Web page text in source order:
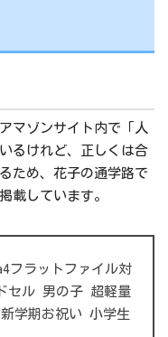
マゾンサイト内で「人
るけれど、正しくは合
ため、花子の通学路で
載しています。
フラットファイル対
セル 男の子 超軽量
学期お祝い 小学生